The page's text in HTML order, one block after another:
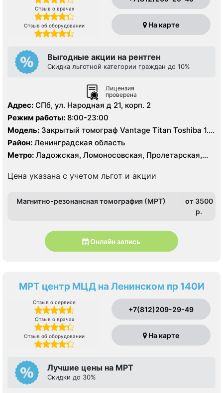
Отзыв о врачах
Отзыв об оборудовании На карте
Выгодные акции на рентген
Скидка льготной категории граждан до 10%
Лицензия
проверена
Адрес: СПб, ул. Народная д 21, корп. 2
Режим работы: 8:00-23:00
Модель: Закрытый томограф Vantage Titan Toshiba 1.5
Тесла, КТ Toshiba Aquilion Prime 160 срезов
Район: Ленинградская область
Метро: Ладожская, Ломоносовская, Пролетарская,
Цена указана с учетом льгот и акции
Магнитно-резонансная томография (МРТ)
от 3500
p.
Онлайн запись
МРТ центр МЦД на Ленинском пр 140И
Отзыв о сервисе
Отзыв о врачах
Отзыв об оборудовании
+7(812)209-29-49
На карте
Лучшие цены на МРТ
Скидки до 30%